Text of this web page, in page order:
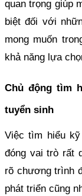
quan trọng giúp
biệt đối với
mong muốn
khả năng lựa
Chủ động tìm
tuyển sinh
Việc tìm hiểu
đóng vai trò rất
rõ chương trình
phát triển cũng